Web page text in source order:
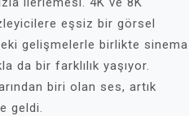
eşsiz bir görsel
gelişmelerle birlikte sinema
da bir farklılık yaşıyor.
biri olan ses, artık
geldi.